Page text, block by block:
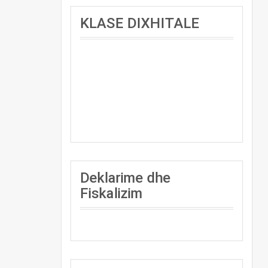
KLASE DIXHITALE
Deklarime dhe
Fiskalizim